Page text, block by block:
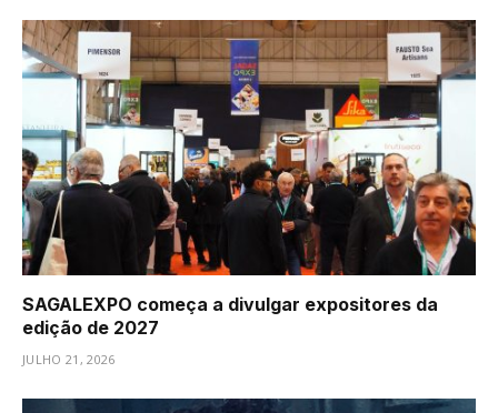
SAGALEXPO começa a divulgar expositores da
edição de 2027
JULHO 21, 2026